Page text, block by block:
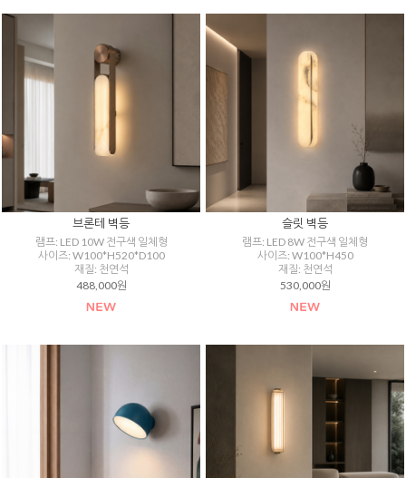
브론테 벽등
램프: LED 10W 전구색 일체형
사이즈: W100*H520*D100
재질: 천연석
488,000원
슬릿 벽등
램프: LED 8W 전구색 일체형
사이즈: W100*H450
재질: 천연석
530,000원